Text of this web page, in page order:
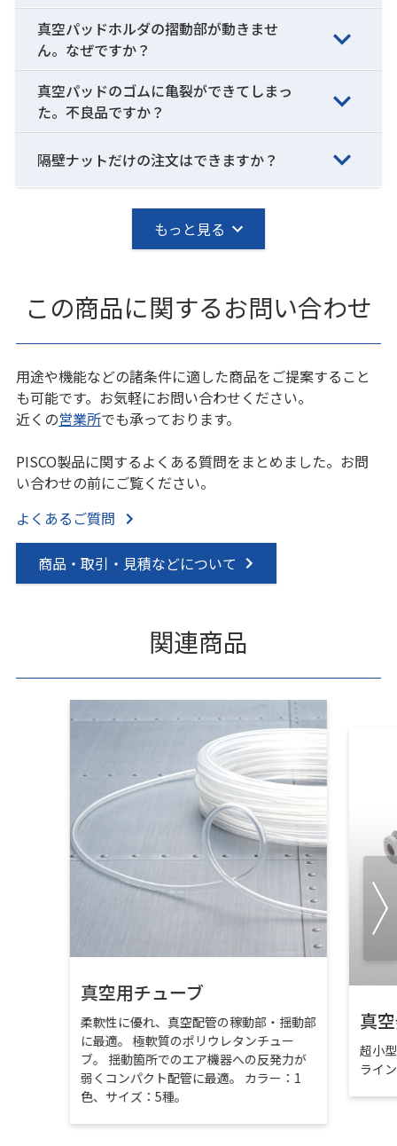
真空パッドホルダの摺動部が動きませ
ん。なぜですか？
真空パッドのゴムに亀裂ができてしまっ
た。不良品ですか？
隔壁ナットだけの注文はできますか？
もっと見る
この商品に関するお問い合わせ
用途や機能などの諸条件に適した商品をご提案すること
も可能です。お気軽にお問い合わせください。
近くの営業所でも承っております。
PISCO製品に関するよくある質問をまとめました。お問
い合わせの前にご覧ください。
よくあるご質問
商品・取引・見積などについて
関連商品
真空用チューブ
柔軟性に優れ、真空配管の稼動部・揺動部
に最適。 極軟質のポリウレタンチュー
ブ。 揺動箇所でのエア機器への反発力が
弱くコンパクト配管に最適。 カラー：1
色、サイズ：5種。
真
超小
ライ